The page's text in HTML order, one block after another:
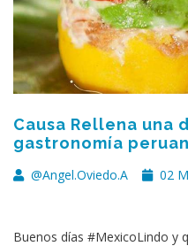
Causa Rellena una
gastronomía
@Angel.Oviedo.A 02
Buenos días #MexicoLindo y